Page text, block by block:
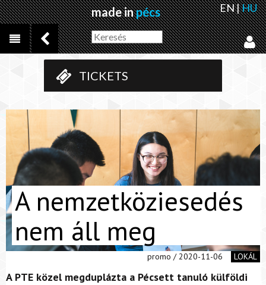
made inpécs EN|HU
TICKETS
A nemzetköziesedés
nem áll meg
promo / 2020-11-06 LOKÁL
A PTE közel megduplázta a Pécsett tanuló külföldi